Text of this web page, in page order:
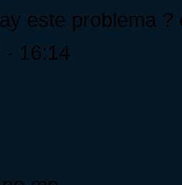
este problema
- 16:14